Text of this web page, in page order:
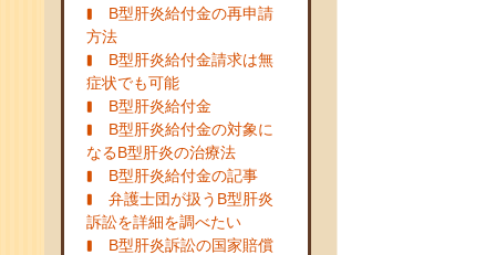
B型肝炎給付金の再申請
方法
B型肝炎給付金請求は無
症状でも可能
B型肝炎給付金
B型肝炎給付金の対象に
なるB型肝炎の治療法
B型肝炎給付金の記事
弁護士団が扱うB型肝炎
訴訟を詳細を調べたい
B型肝炎訴訟の国家賠償